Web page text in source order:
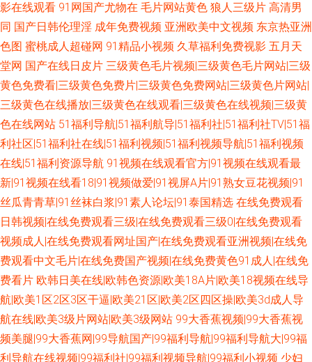
影在线观看 91网国产尤物在 毛片网站黄色 狼人三级片 高清男
同 国产日韩伦理淫 成年免费视频 亚洲欧美中文视频 东京热亚洲
色图 蜜桃成人超碰网 91精品小视频 久草福利免费视影 五月天
堂网 国产在线日皮片 三级黄色毛片视频|三级黄色毛片网站|三级
黄色免费看|三级黄色免费片|三级黄色免费网站|三级黄色片网站|
三级黄色在线播放|三级黄色在线观看|三级黄色在线视频|三级黄
色在线网站 51福利导航|51福利航导|51福利社|51福利社TV|51福
利社区|51福利社在线|51福利视频|51福利视频导航|51福利视频
在线|51福利资源导航 91视频在线观看官方|91视频在线观看最
新|91视频在线看18|91视频做爱|91视屏A片|91熟女豆花视频|91
丝瓜青青草|91丝袜白浆|91素人论坛|91泰国精选 在线免费观看
日韩视频|在线免费观看三级|在线免费观看三级0|在线免费观看
视频成人|在线免费观看网址国产|在线免费观看亚洲视频|在线免
费观看中文毛片|在线免费国产视频|在线免费黄色91成人|在线免
费看片 欧韩日美在线|欧韩色资源|欧美18A片|欧美18视频在线导
航|欧美1区2区3区干逼|欧美21区|欧美2区四区操|欧美3d成人导
航在线|欧美3级片网站|欧美3级网站 99大香蕉视频|99大香蕉视
频美腿|99大香蕉网|99导航国产|99福利导航|99福利导航大|99福
利导航在线视频|99福利社|99福利视频导航|99福利小视频 少妇